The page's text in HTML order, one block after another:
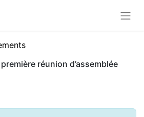
réunion d’assemblée